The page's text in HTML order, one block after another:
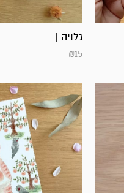
גלויה |
₪15